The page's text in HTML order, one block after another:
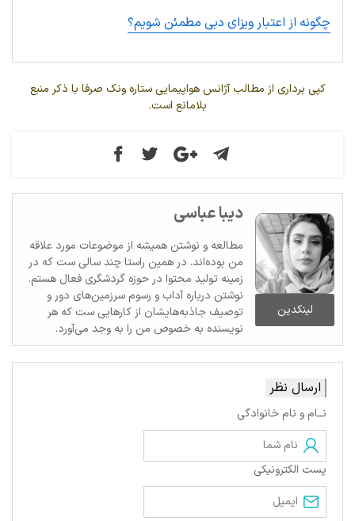
چگونه از اعتبار ویزای دبی مطمئن شویم؟
کپی برداری از مطالب آژانس هواپیمایی ستاره ونک صرفا با ذکر منبع
بلامانع است.
لینکدین
دیبا عباسی
مطالعه و نوشتن همیشه از موضوعات مورد علاقه
من بوده‌اند. در همین راستا چند سالی ست که در
زمینه تولید محتوا در حوزه گردشگری فعال هستم.
نوشتن درباره آداب و رسوم سرزمین‌های دور و
توصیف جاذبه‌هایشان از کارهایی ست که هر
نویسنده به خصوص من را به وجد می‌آورد.
ارسال نظر
نــام و نام خانوادگی
پست الکترونیکی